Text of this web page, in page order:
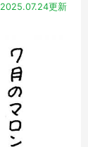
2025.07.24更新